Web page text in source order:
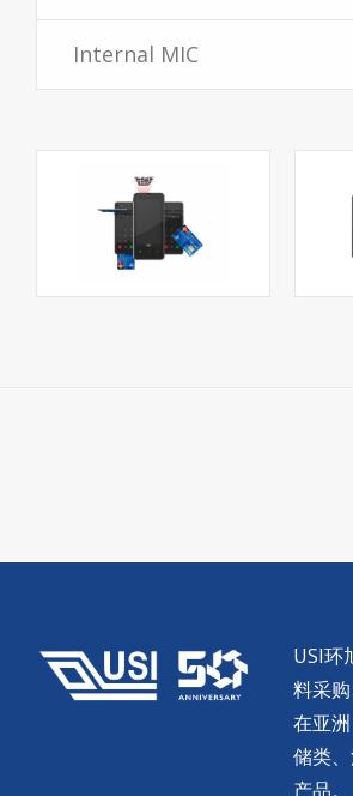
Internal MIC
USI环
料采
在亚
储类
产品。